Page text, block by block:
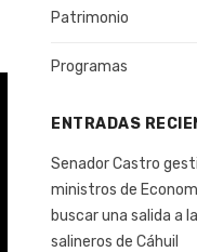
Patrimonio
Programas
ENTRADAS
Senador Castro
ministros de
buscar una salida a
salineros de Cáhuil